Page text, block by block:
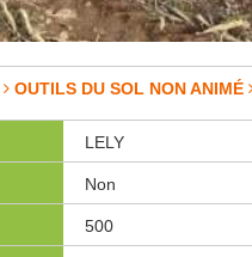
OUTILS DU SOL NON ANIMÉ
LELY
Non
500